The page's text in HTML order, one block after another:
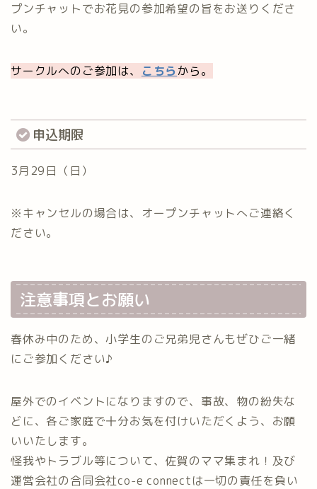
プンチャットでお花見の参加希望の旨をお送りくださ
い。
サークルへのご参加は、 こちら から。
申込期限
3月29日（日）
※キャンセルの場合は、オープンチャットへご連絡く
ださい。
注意事項とお願い
春休み中のため、小学生のご兄弟児さんもぜひご一緒
にご参加ください♪
屋外でのイベントになりますので、事故、物の紛失な
どに、各ご家庭で十分お気を付けいただくよう、お願
いいたします。
怪我やトラブル等について、佐賀のママ集まれ！及び
運営会社の合同会社co-e connectは一切の責任を負い